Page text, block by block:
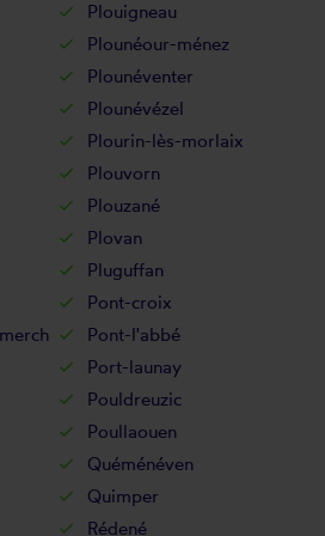
Plouigneau
Plounéour-ménez
Plounéventer
Plounévézel
Plourin-lès-morlaix
Plouvorn
Plouzané
Plovan
Pluguffan
Pont-croix
Pont-l'abbé
Port-launay
Pouldreuzic
Poullaouen
Quéménéven
Quimper
Rédené